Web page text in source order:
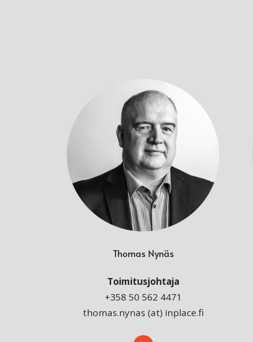
Thomas Nynäs
Toimitusjohtaja
+358 50 562 4471
thomas.nynas (at) inplace.fi